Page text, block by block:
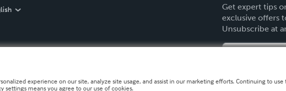
Get expert tips
exclusive offers
Unsubscribe at
experience on our site, analyze site usage, and assist in our marketing efforts. Continuing to use
settings means you agree to our use of cookies.